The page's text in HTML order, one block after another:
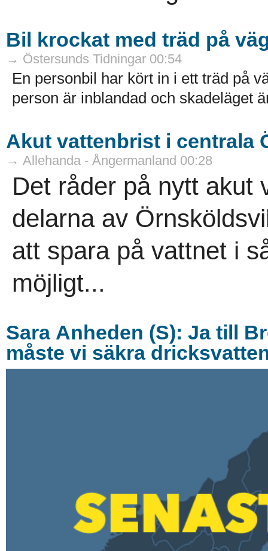
Bil krockat med träd på
→ Östersunds Tidningar 00:54
En personbil har kört in i ett träd på
person är inblandad och skadeläget
Akut vattenbrist i centrala
→ Allehanda - Ångermanland 00:28
Det råder på nytt akut
delarna av
att spara på vattnet i
möjligt...
Sara Anheden (S): Ja till
måste vi säkra